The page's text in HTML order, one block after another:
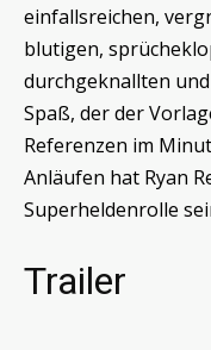
einfallsreichen,
blutigen,
durchgeknallten
Spaß, der der
Referenzen im
Anläufen hat Ryan
Superheldenrolle
Trailer